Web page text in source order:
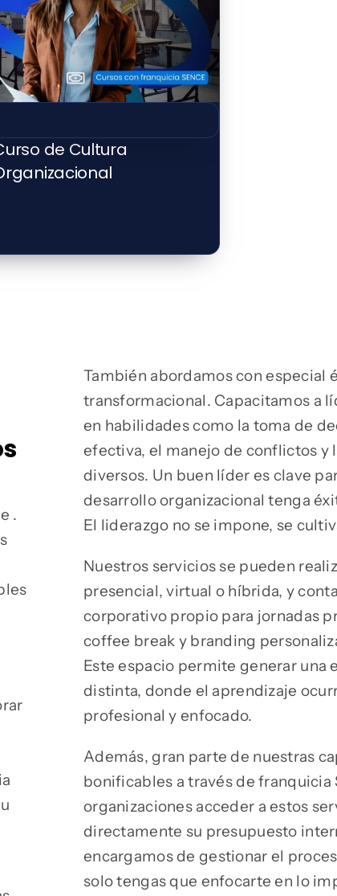
de Cultura
.
También abordamos con especial
transformacional. Capacitamos a
en habilidades como la toma de
efectiva, el manejo de conflictos y
diversos. Un buen líder es clave
desarrollo organizacional tenga
El liderazgo no se impone, se
Nuestros servicios se pueden
presencial, virtual o híbrida, y
corporativo propio para jornadas
coffee break y branding
Este espacio permite generar una
distinta, donde el aprendizaje
profesional y enfocado.
Además, gran parte de nuestras
bonificables a través de franquicia
organizaciones acceder a estos
directamente su presupuesto
encargamos de gestionar el
solo tengas que enfocarte en lo